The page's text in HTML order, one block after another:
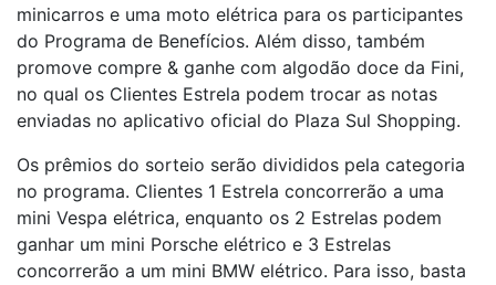
minicarros e uma moto elétrica para os participantes
do Programa de Benefícios. Além disso, também
promove compre & ganhe com algodão doce da Fini,
no qual os Clientes Estrela podem trocar as notas
enviadas no aplicativo oficial do Plaza Sul Shopping.
Os prêmios do sorteio serão divididos pela categoria
no programa. Clientes 1 Estrela concorrerão a uma
mini Vespa elétrica, enquanto os 2 Estrelas podem
ganhar um mini Porsche elétrico e 3 Estrelas
concorrerão a um mini BMW elétrico. Para isso, basta